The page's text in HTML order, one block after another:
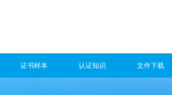
证书样本 认证知识 文件下载